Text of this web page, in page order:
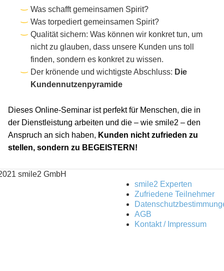
Was schafft gemeinsamen Spirit?
Was torpediert gemeinsamen Spirit?
Qualität sichern: Was können wir konkret tun, um
nicht zu glauben, dass unsere Kunden uns toll
finden, sondern es konkret zu wissen.
Der krönende und wichtigste Abschluss: Die
Kundennutzenpyramide
Dieses Online-Seminar ist perfekt für Menschen, die in
der Dienstleistung arbeiten und die – wie smile2 – den
Anspruch an sich haben, Kunden nicht zufrieden zu
stellen, sondern zu BEGEISTERN!
smile2 GmbH
smile2 Experten
Zufriedene Teilnehmer
AGB
Kontakt / Impressum